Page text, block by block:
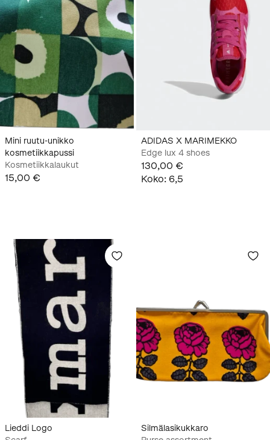
Mini ruutu-unikko
kosmetiikkapussi
Kosmetiikkalaukut
15,00 €
ADIDAS X MARIMEKKO
Edge lux 4 shoes
130,00 €
Koko: 6,5
Lieddi Logo
Silmälasikukkaro